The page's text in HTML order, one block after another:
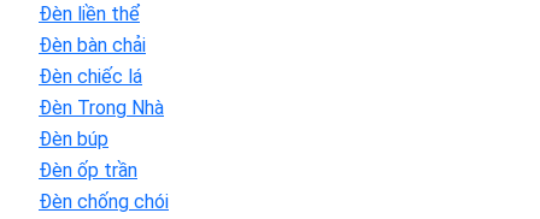
Đèn liền thể
Đèn bàn chải
Đèn chiếc lá
Đèn Trong Nhà
Đèn búp
Đèn ốp trần
Đèn chống chói